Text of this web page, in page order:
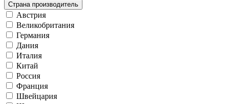
Страна производитель
Австрия
Великобритания
Германия
Дания
Италия
Китай
Россия
Франция
Швейцария